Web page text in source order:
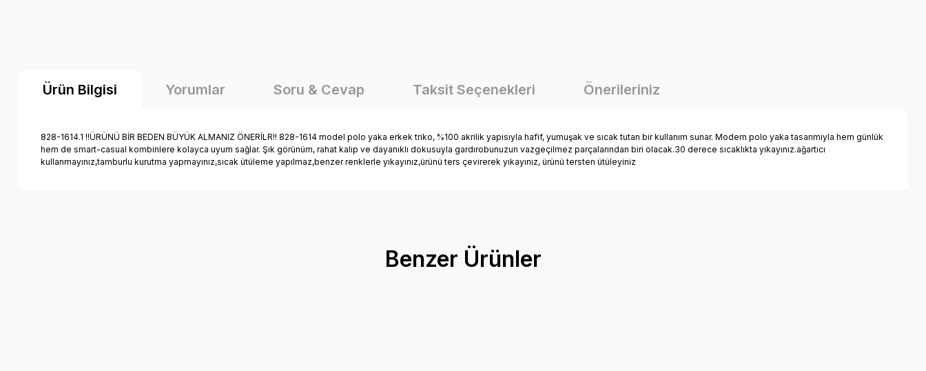
Ürün Bilgisi Yorumlar Soru & Cevap Taksit Seçenekleri Önerileriniz
828-1614.1 !!ÜRÜNÜ BİR BEDEN BÜYÜK ALMANIZ ÖNERİLR!! 828-1614 model polo yaka erkek triko, %100 akrilik yapısıyla hafif, yumuşak ve sıcak tutan bir kullanım sunar. Modern polo yaka tasarımıyla hem günlük
hem de smart-casual kombinlere kolayca uyum sağlar. Şık görünüm, rahat kalıp ve dayanıklı dokusuyla gardırobunuzun vazgeçilmez parçalarından biri olacak.30 derece sıcaklıkta yıkayınız.ağartıcı
kullanmayınız,tamburlu kurutma yapmayınız,sıcak ütüleme yapılmaz,benzer renklerle yıkayınız,ürünü ters çevirerek yıkayınız, ürünü tersten ütüleyiniz
Benzer Ürünler